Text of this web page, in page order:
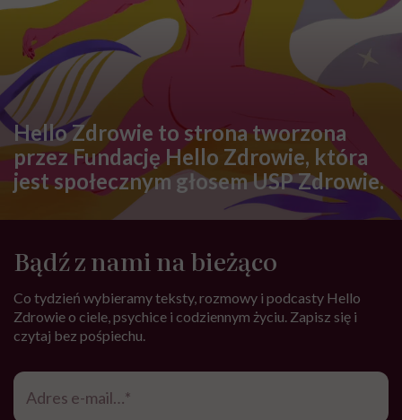
Hello Zdrowie to strona tworzona
przez Fundację Hello Zdrowie, która
jest społecznym głosem USP Zdrowie.
Bądź z nami na bieżąco
Co tydzień wybieramy teksty, rozmowy i podcasty Hello
Zdrowie o ciele, psychice i codziennym życiu. Zapisz się i
czytaj bez pośpiechu.
Adres
mail*